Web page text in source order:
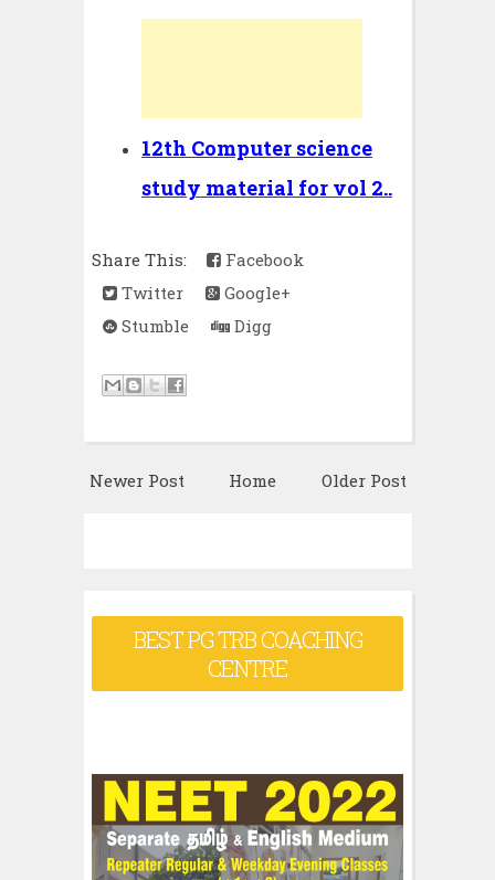
12th Computer science
study material for vol 2..
Share This:
Facebook
Twitter
Google+
Stumble
Digg
Newer Post Older Post
Home
BEST PG TRB COACHING
CENTRE